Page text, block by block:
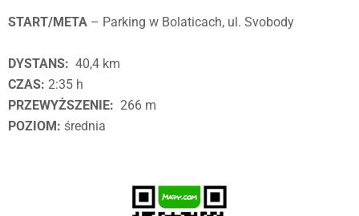
START/META – Parking w Bolaticach, ul. Svobody
DYSTANS: 40,4 km
CZAS: 2:35 h
PRZEWYŻSZENIE: 266 m
POZIOM: średnia